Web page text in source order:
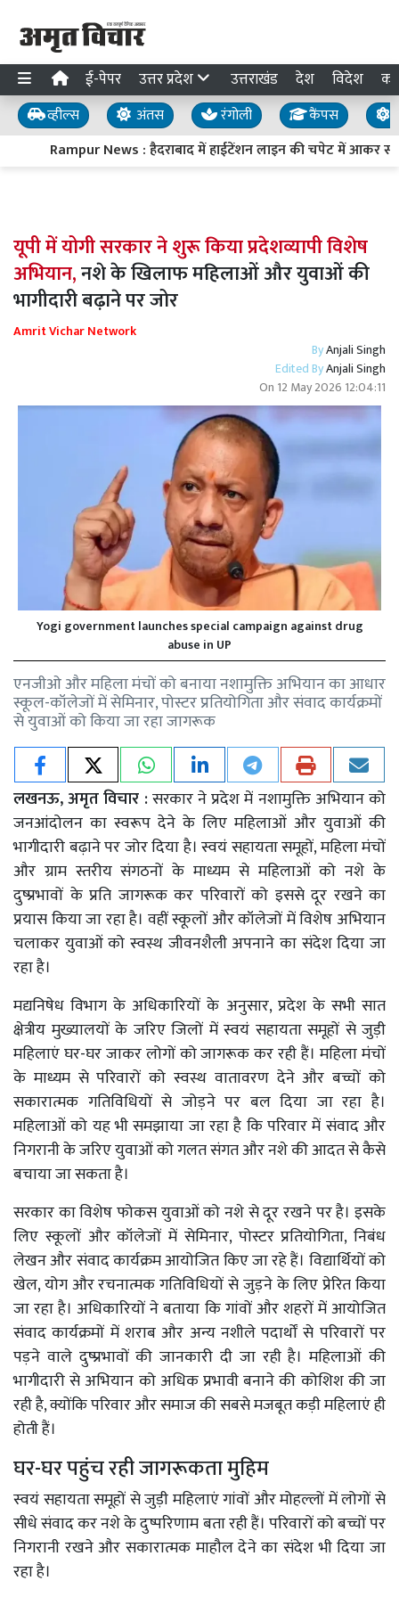
ई-पेपर उत्तर प्रदेश उत्तराखंड देश विदेश
व्हील्स अंतस रंगोली कैंपस
Rampur News : हैदराबाद में हाईटेंशन लाइन की चपेट में आकर
यूपी में योगी सरकार ने शुरू किया प्रदेशव्यापी विशेष
अभियान,नशे के खिलाफ महिलाओं और युवाओं की
भागीदारी बढ़ाने पर जोर
Amrit Vichar Network
ByAnjali Singh
Edited ByAnjali Singh
On 12 May 2026 12:04:11
Yogi government launches special campaign against drug
abuse in UP
एनजीओ और महिला मंचों को बनाया नशामुक्ति अभियान का आधार
स्कूल-कॉलेजों में सेमिनार, पोस्टर प्रतियोगिता और संवाद कार्यक्रमों
से युवाओं को किया जा रहा जागरूक
लखनऊ, अमृत विचार :सरकार ने प्रदेश में नशामुक्ति अभियान को
जनआंदोलन का स्वरूप देने के लिए महिलाओं और युवाओं की
भागीदारी बढ़ाने पर जोर दिया है। स्वयं सहायता समूहों, महिला मंचों
और ग्राम स्तरीय संगठनों के माध्यम से महिलाओं को नशे के
दुष्प्रभावों के प्रति जागरूक कर परिवारों को इससे दूर रखने का
प्रयास किया जा रहा है। वहीं स्कूलों और कॉलेजों में विशेष अभियान
चलाकर युवाओं को स्वस्थ जीवनशैली अपनाने का संदेश दिया जा
रहा है।
मद्यनिषेध विभाग के अधिकारियों के अनुसार, प्रदेश के सभी सात
क्षेत्रीय मुख्यालयों के जरिए जिलों में स्वयं सहायता समूहों से जुड़ी
महिलाएं घर-घर जाकर लोगों को जागरूक कर रही हैं। महिला मंचों
के माध्यम से परिवारों को स्वस्थ वातावरण देने और बच्चों को
सकारात्मक गतिविधियों से जोड़ने पर बल दिया जा रहा है।
महिलाओं को यह भी समझाया जा रहा है कि परिवार में संवाद और
निगरानी के जरिए युवाओं को गलत संगत और नशे की आदत से कैसे
बचाया जा सकता है।
सरकार का विशेष फोकस युवाओं को नशे से दूर रखने पर है। इसके
लिए स्कूलों और कॉलेजों में सेमिनार, पोस्टर प्रतियोगिता, निबंध
लेखन और संवाद कार्यक्रम आयोजित किए जा रहे हैं। विद्यार्थियों को
खेल, योग और रचनात्मक गतिविधियों से जुड़ने के लिए प्रेरित किया
जा रहा है। अधिकारियों ने बताया कि गांवों और शहरों में आयोजित
संवाद कार्यक्रमों में शराब और अन्य नशीले पदार्थों से परिवारों पर
पड़ने वाले दुष्प्रभावों की जानकारी दी जा रही है। महिलाओं की
भागीदारी से अभियान को अधिक प्रभावी बनाने की कोशिश की जा
रही है, क्योंकि परिवार और समाज की सबसे मजबूत कड़ी महिलाएं ही
होती हैं।
घर-घर पहुंच रही जागरूकता मुहिम
स्वयं सहायता समूहों से जुड़ी महिलाएं गांवों और मोहल्लों में लोगों से
सीधे संवाद कर नशे के दुष्परिणाम बता रही हैं। परिवारों को बच्चों पर
निगरानी रखने और सकारात्मक माहौल देने का संदेश भी दिया जा
रहा है।